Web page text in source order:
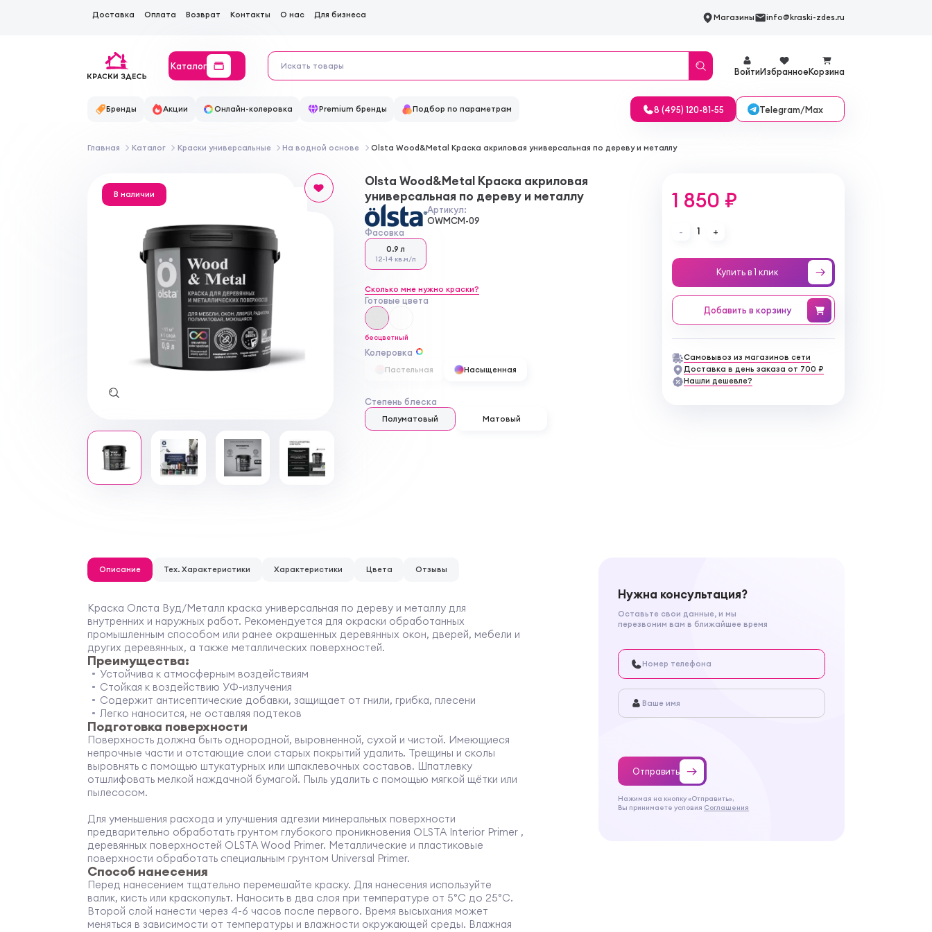
Доставка Оплата Возврат Контакты О нас Для бизнеса Магазины info@kraski-zdes.ru
Каталог
ВойтиИзбранноеКорзина
Бренды Акции Онлайн-колеровка Premium бренды Подбор по параметрам 8 (495) 120-81-55 Telegram/Max
Главная Каталог Краски универсальные На водной основе Olsta Wood&Metal Краска акриловая универсальная по дереву и металлу
В наличии
Olsta Wood&Metal Краска акриловая
универсальная по дереву и металлу
Артикул:
OWMCM-09
Фасовка
0.9 л
12-14 кв.м/л
Сколько мне нужно краски?
Готовые цвета
бесцветный
Колеровка
Пастельная Насыщенная
Степень блеска
Полуматовый Матовый
1 850 ₽
- 1 +
Купить в 1 клик
Добавить в корзину
Самовывоз из магазинов сети
Доставка в день заказа от 700 ₽
Нашли дешевле?
Описание Тех. Характеристики Характеристики Цвета Отзывы
Краска Олста Вуд/Металл краска универсальная по дереву и металлу для
внутренних и наружных работ. Рекомендуется для окраски обработанных
промышленным способом или ранее окрашенных деревянных окон, дверей, мебели и
других деревянных, а также металлических поверхностей.
Преимущества:
Устойчива к атмосферным воздействиям
Стойкая к воздействию УФ-излучения
Содержит антисептические добавки, защищает от гнили, грибка, плесени
Легко наносится, не оставляя подтеков
Подготовка поверхности
Поверхность должна быть однородной, выровненной, сухой и чистой. Имеющиеся
непрочные части и отстающие слои старых покрытий удалить. Трещины и сколы
выровнять с помощью штукатурных или шпаклевочных составов. Шпатлевку
отшлифовать мелкой наждачной бумагой. Пыль удалить с помощью мягкой щётки или
пылесосом.
Для уменьшения расхода и улучшения адгезии минеральных поверхности
предварительно обработать грунтом глубокого проникновения OLSTA Interior Primer ,
деревянных поверхностей OLSTA Wood Primer. Металлические и пластиковые
поверхности обработать специальным грунтом Universal Primer.
Способ нанесения
Перед нанесением тщательно перемешайте краску. Для нанесения используйте
валик, кисть или краскопульт. Наносить в два слоя при температуре от 5°С до 25°С.
Второй слой нанести через 4-6 часов после первого. Время высыхания может
меняться в зависимости от температуры и влажности окружающей среды. Влажная
Нужна консультация?
Оставьте свои данные, и мы
перезвоним вам в ближайшее время
Отправить
Нажимая на кнопку «Отправить»,
Вы принимаете условия Соглашения